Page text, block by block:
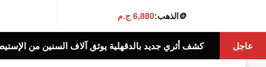
🪙الذهب:6,880 ج.م
عاجل
جديد بالدقهلية يوثق آلاف السنين من الإستيطان البشري أخبار